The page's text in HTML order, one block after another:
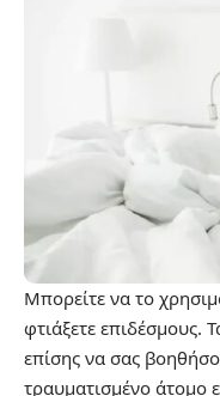
Μπορείτε να το
φτιάξετε επιδέσμους.
επίσης να σας
τραυματισμένο άτομο